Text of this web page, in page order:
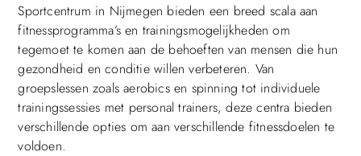
Sportcentrum in Nijmegen bieden een breed scala aan
fitnessprogramma’s en trainingsmogelijkheden om
tegemoet te komen aan de behoeften van mensen die hun
gezondheid en conditie willen verbeteren. Van
groepslessen zoals aerobics en spinning tot individuele
trainingssessies met personal trainers, deze centra bieden
verschillende opties om aan verschillende fitnessdoelen te
voldoen.